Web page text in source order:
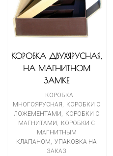
КОРОБКА ДВУХЯРУСНАЯ,
НА МАГНИТНОМ
ЗАМКЕ
КОРОБКА
МНОГОЯРУСНАЯ, КОРОБКИ С
ЛОЖЕМЕНТАМИ , КОРОБКИ С
МАГНИТАМИ , КОРОБКИ С
МАГНИТНЫМ
КЛАПАНОМ, УПАКОВКА НА
ЗАКАЗ